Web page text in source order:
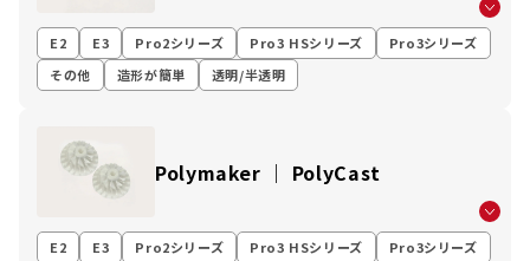
E2 E3 Pro2シリーズ Pro3 HSシリーズ
Pro3シリーズ
その他
造形が簡単 透明/半透明
Polymaker ｜ PolyCast
E2 E3 Pro2シリーズ Pro3 HSシリーズ
Pro3シリーズ